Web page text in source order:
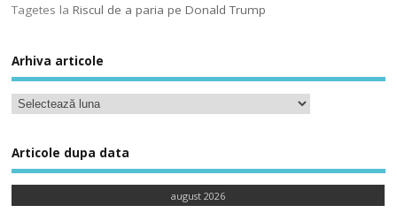
Tagetes laRiscul de a paria pe Donald Trump
Arhiva articole
Articole dupa data
august 2026